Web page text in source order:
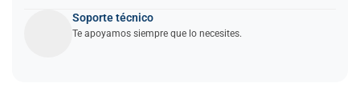
Soporte técnico
Te apoyamos siempre que lo necesites.